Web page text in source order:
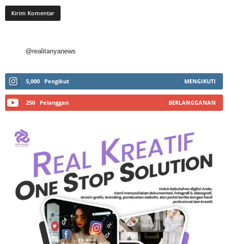
@realitanyanews
5,000 Pengikut MENGIKUTI
250 Pelanggan BERLANGGANAN